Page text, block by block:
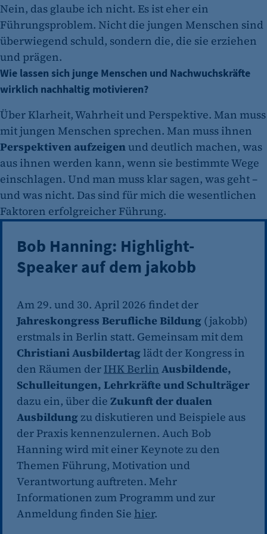
Nein, das glaube ich nicht. Es ist eher ein
Führungsproblem. Nicht die jungen Menschen sind
überwiegend schuld, sondern die, die sie erziehen
und prägen.
Wie lassen sich junge Menschen und Nachwuchskräfte
wirklich nachhaltig motivieren?
Über Klarheit, Wahrheit und Perspektive. Man muss
mit jungen Menschen sprechen. Man muss ihnen
Perspektiven aufzeigenund deutlich machen, was
aus ihnen werden kann, wenn sie bestimmte Wege
einschlagen. Und man muss klar sagen, was geht –
und was nicht. Das sind für mich die wesentlichen
Faktoren erfolgreicher Führung.
Bob Hanning: Highlight-
Speaker auf dem jakobb
Am 29. und 30. April 2026 findet der
Jahreskongress Berufliche Bildung (jakobb)
erstmals in Berlin statt. Gemeinsam mit dem
Christiani Ausbildertag lädt der Kongress in
den Räumen der IHK Berlin Ausbildende,
Schulleitungen, Lehrkräfte und Schulträger
dazu ein, über die Zukunft der dualen
Ausbildung zu diskutieren und Beispiele aus
der Praxis kennenzulernen. Auch Bob
Hanning wird mit einer Keynote zu den
Themen Führung, Motivation und
Verantwortung auftreten. Mehr
Informationen zum Programm und zur
Anmeldung finden Sie hier.